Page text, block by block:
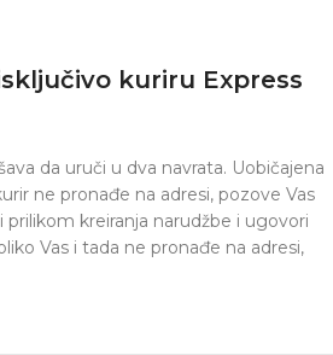
kuriru Express
da uruči u dva navrata. Uobičajena
ne pronađe na adresi, pozove Vas
kreiranja narudžbe i ugovori
Vas i tada ne pronađe na adresi,